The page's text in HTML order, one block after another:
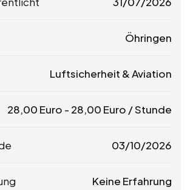
Öhringen
Luftsicherheit & Aviation
28,00 Euro - 28,00 Euro / Stunde
03/10/2026
Keine Erfahrung